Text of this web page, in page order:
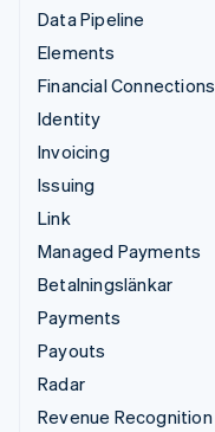
Data Pipeline
Elements
Financial Connections
Identity
Invoicing
Issuing
Link
Managed Payments
Betalningslänkar
Payments
Payouts
Radar
Revenue Recognition